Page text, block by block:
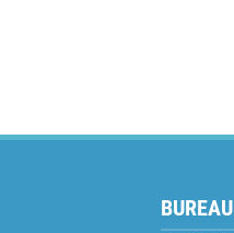
BUREAU